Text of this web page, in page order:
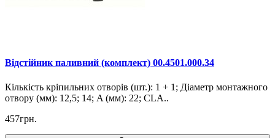
Відстійник паливний (комплект) 00.4501.000.34
Кількість кріпильних отворів (шт.): 1 + 1; Діаметр монтажного
отвору (мм): 12,5; 14; A (мм): 22; CLA..
457грн.